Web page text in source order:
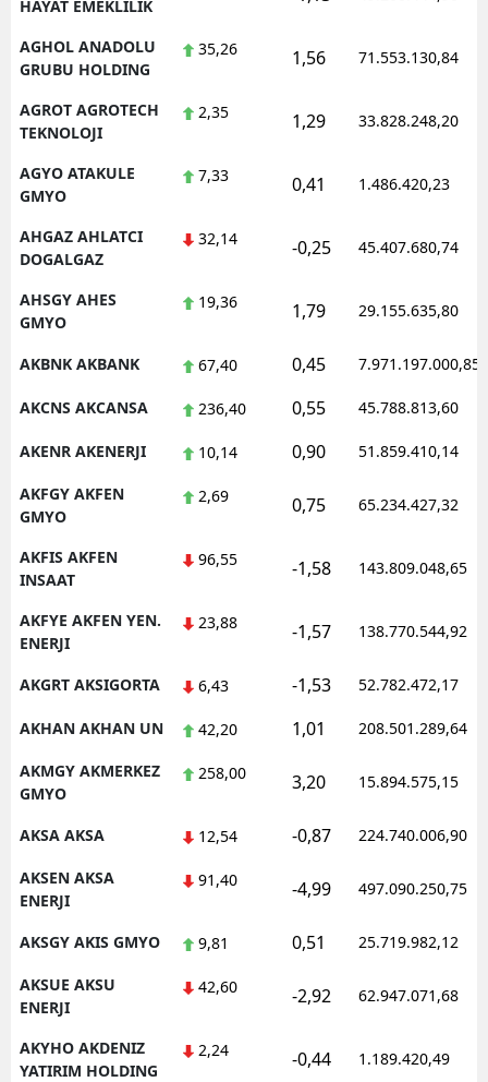
HAYAT EMEKLILIK
AGHOL ANADOLU
GRUBU HOLDING
35,26 1,56 71.553.130,84
AGROT AGROTECH
TEKNOLOJI
2,35 1,29 33.828.248,20
AGYO ATAKULE
GMYO
7,33 0,41 1.486.420,23
AHGAZ AHLATCI
DOGALGAZ
32,14 -0,25 45.407.680,74
AHSGY AHES
GMYO
19,36 1,79 29.155.635,80
AKBNK AKBANK 67,40 0,45 7.971.197.000,85
AKCNS AKCANSA 236,40 0,55 45.788.813,60
AKENR AKENERJI 10,14 0,90 51.859.410,14
AKFGY AKFEN
GMYO
2,69 0,75 65.234.427,32
AKFIS AKFEN
INSAAT
96,55 -1,58 143.809.048,65
AKFYE AKFEN YEN.
ENERJI
23,88 -1,57 138.770.544,92
AKGRT AKSIGORTA 6,43 -1,53 52.782.472,17
AKHAN AKHAN UN 42,20 1,01 208.501.289,64
AKMGY AKMERKEZ
GMYO
258,00 3,20 15.894.575,15
AKSA AKSA 12,54 -0,87 224.740.006,90
AKSEN AKSA
ENERJI
91,40 -4,99 497.090.250,75
AKSGY AKIS GMYO 9,81 0,51 25.719.982,12
AKSUE AKSU
ENERJI
42,60 -2,92 62.947.071,68
AKYHO AKDENIZ
YATIRIM HOLDING
2,24 -0,44 1.189.420,49